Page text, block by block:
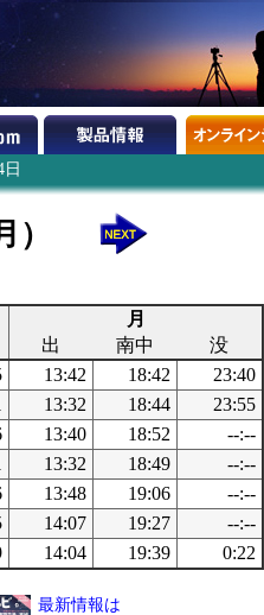
日
月
出 南中
没
13:42 18:42
23:40
13:32 18:44
23:55
13:40 18:52
--:--
13:32 18:49
--:--
13:48 19:06
--:--
14:07 19:27
--:--
14:04 19:39 0:22
最新情報は